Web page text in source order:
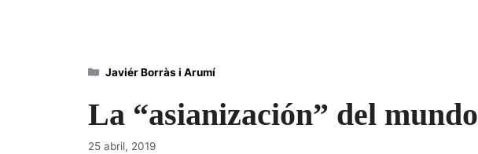
La “asianización” del mundo
25 abril, 2019
Categorías
Javiér Borràs i Arumí